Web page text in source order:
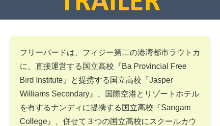
フリーバードは、フィジー第二の港湾都市ラウトカ
に、直接運営する国立高校『Ba Provincial Free
Bird Institute』と提携する国立高校『Jasper
Williams Secondary』、国際空港とリゾートホテル
を有するナンディに提携する国立高校『Sangam
College』、併せて３つの国立高校にスクールカウ